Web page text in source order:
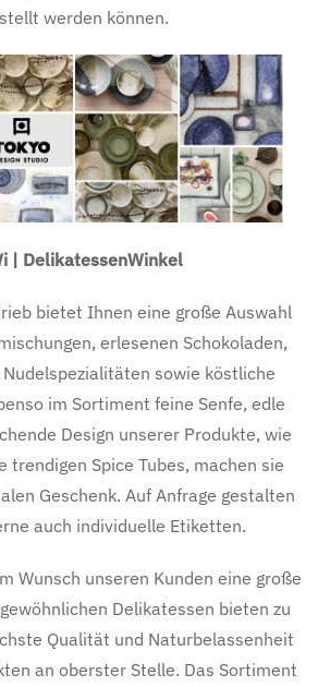
werden können.
| DelikatessenWinkel
bietet Ihnen eine große Auswahl
erlesenen Schokoladen,
sowie köstliche
im Sortiment feine Senfe, edle
Design unserer Produkte, wie
trendigen Spice Tubes, machen sie
Geschenk. Auf Anfrage gestalten
auch individuelle Etiketten.
Wunsch unseren Kunden eine große
Delikatessen bieten zu
Qualität und Naturbelassenheit
an oberster Stelle. Das Sortiment